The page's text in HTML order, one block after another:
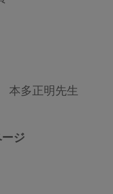
本多正明先生
ジ